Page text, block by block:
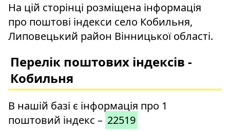
На цій сторінці розміщена інформація
про поштові індекси село Кобильня,
Липовецький район Вінницької області.
Перелік поштових індексів -
Кобильня
В нашій базі є інформація про 1
поштовий індекс – 22519